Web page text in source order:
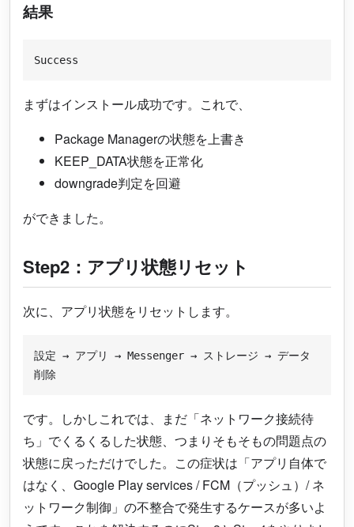
結果
まずはインストール成功です。これで、
Package Managerの状態を上書き
KEEP_DATA状態を正常化
downgrade判定を回避
ができました。
Step2：アプリ状態リセット
次に、アプリ状態をリセットします。
設定 → アプリ → Messenger → ストレージ → データ
です。しかしこれでは、まだ「ネットワーク接続待
ち」でくるくるした状態、つまりそもそもの問題点の
状態に戻っただけでした。この症状は「アプリ自体で
はなく、Google Play services / FCM（プッシュ）/ ネ
ットワーク制御」の不整合で発生するケースが多いよ